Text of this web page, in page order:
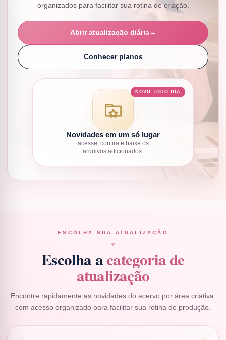
organizados para facilitar sua rotina de criação.
Abrir atualização diária→
Conhecer planos
Novidades em um só lugar
acesse, confira e baixe os
arquivos adicionados.
ESCOLHA SUA ATUALIZAÇÃO
♥
Escolha acategoria de
atualização
Encontre rapidamente as novidades do acervo por área criativa,
com acesso organizado para facilitar sua rotina de produção.